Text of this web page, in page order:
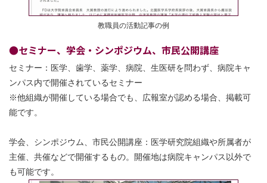
教職員の活動記事の例
●セミナー、学会・シンポジウム、市民公開講座
セミナー：医学、歯学、薬学、病院、生医研を問わず、病院キャ
ンパス内で開催されているセミナー
※他組織が開催している場合でも、広報室が認める場合、掲載可
能です。
学会、シンポジウム、市民公開講座：医学研究院組織や所属者が
主催、共催などで開催するもの。開催地は病院キャンパス以外で
も可能です。